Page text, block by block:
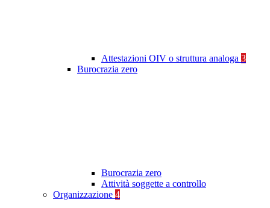
Attestazioni OIV o struttura analoga 3
Burocrazia zero
Burocrazia zero
Attività soggette a controllo
Organizzazione 4